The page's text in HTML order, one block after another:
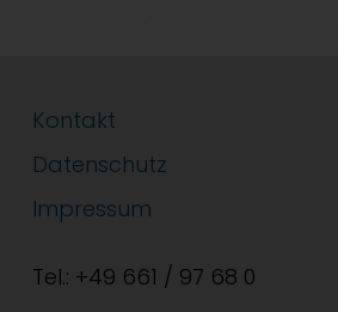
Kontakt
Datenschutz
Impressum
Tel.: +49 661 / 97 68 0